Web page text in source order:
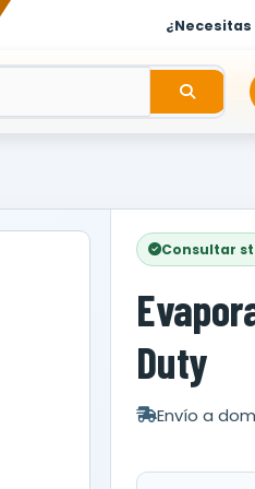
Consultar
Duty
Envío a